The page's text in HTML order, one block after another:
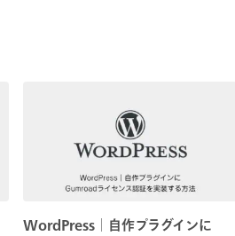
WordPress│自作プラグインに